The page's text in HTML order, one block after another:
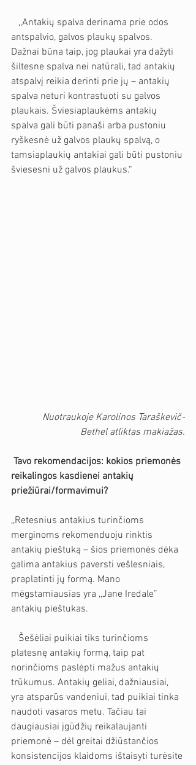
antspalvio, galvos plaukų spalvos.
Dažnai būna taip, jog plaukai yra dažyti
šiltesne spalva nei natūrali, tad antakių
atspalvį reikia derinti prie jų – antakių
spalva neturi kontrastuoti su galvos
plaukais. Šviesiaplaukėms antakių
spalva gali būti panaši arba pustoniu
ryškesnė už galvos plaukų spalvą, o
tamsiaplaukių antakiai gali būti pustoniu
šviesesni už galvos plaukus.“
Bethel atliktas makiažas.
Tavo rekomendacijos: kokios priemonės
reikalingos kasdienei antakių
priežiūrai/formavimui?
,,Retesnius antakius turinčioms
merginoms rekomenduoju rinktis
antakių pieštuką – šios priemonės dėka
galima antakius paversti vešlesniais,
praplatinti jų formą. Mano
mėgstamiausias yra ,,Jane Iredale”
antakių pieštukas.
platesnę antakių formą, taip pat
norinčioms paslėpti mažus antakių
trūkumus. Antakių geliai, dažniausiai,
yra atsparūs vandeniui, tad puikiai tinka
naudoti vasaros metu. Tačiau tai
daugiausiai įgūdžių reikalaujanti
priemonė – dėl greitai džiūstančios
konsistencijos klaidoms ištaisyti turėsite